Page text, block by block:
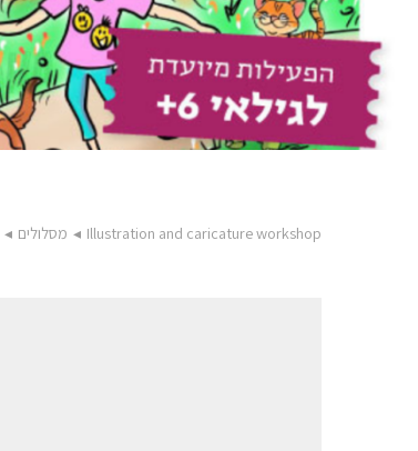
◂ מסלולים ◂ Illustration and caricature workshop